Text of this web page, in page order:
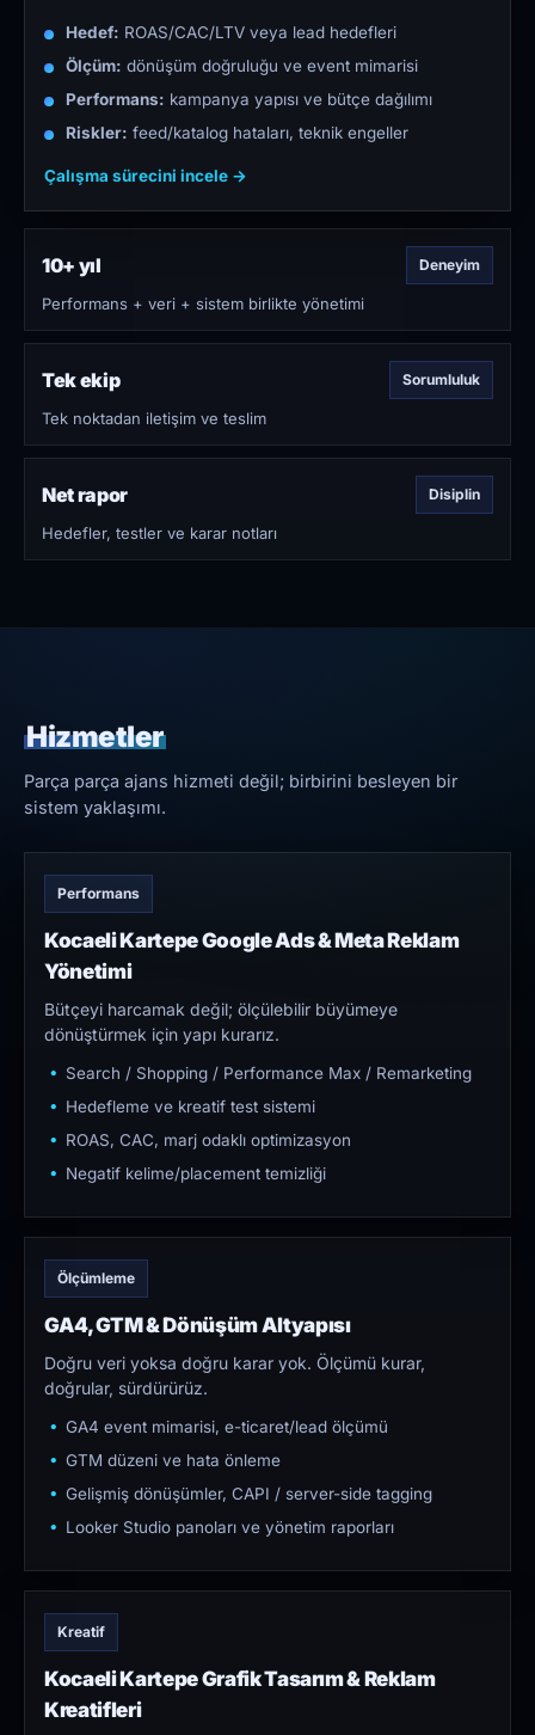
Hedef: ROAS/CAC/LTV veya lead hedefleri
Ölçüm: dönüşüm doğruluğu ve event mimarisi
Performans: kampanya yapısı ve bütçe dağılımı
Riskler: feed/katalog hataları, teknik engeller
Çalışma sürecini incele →
10+ yıl Deneyim
Performans + veri + sistem birlikte yönetimi
Tek ekip Sorumluluk
Tek noktadan iletişim ve teslim
Net rapor Disiplin
Hedefler, testler ve karar notları
Hizmetler
Parça parça ajans hizmeti değil; birbirini besleyen bir
sistem yaklaşımı.
Performans
Kocaeli Kartepe Google Ads & Meta Reklam
Yönetimi
Bütçeyi harcamak değil; ölçülebilir büyümeye
dönüştürmek için yapı kurarız.
Search / Shopping / Performance Max / Remarketing
Hedefleme ve kreatif test sistemi
ROAS, CAC, marj odaklı optimizasyon
Negatif kelime/placement temizliği
Ölçümleme
GA4, GTM & Dönüşüm Altyapısı
Doğru veri yoksa doğru karar yok. Ölçümü kurar,
doğrular, sürdürürüz.
GA4 event mimarisi, e-ticaret/lead ölçümü
GTM düzeni ve hata önleme
Gelişmiş dönüşümler, CAPI / server-side tagging
Looker Studio panoları ve yönetim raporları
Kreatif
Kocaeli Kartepe Grafik Tasarım & Reklam
Kreatifleri